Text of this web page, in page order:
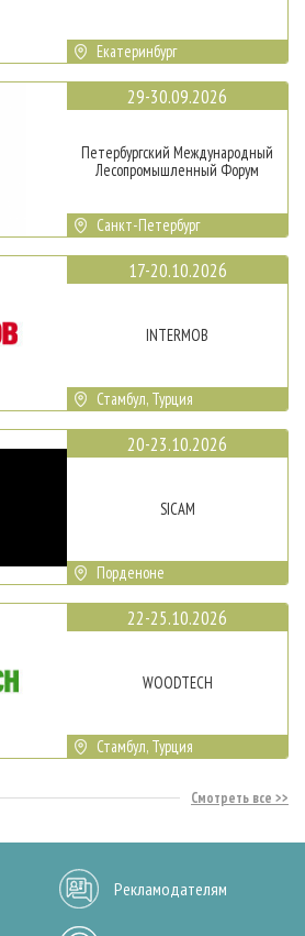
Екатеринбург
29-30.09.2026
Петербургский Международный
Лесопромышленный Форум
Санкт-Петербург
17-20.10.2026
INTERMOB
Стамбул, Турция
20-23.10.2026
SICAM
Порденоне
22-25.10.2026
WOODTECH
Стамбул, Турция
Смотреть все
Рекламодателям